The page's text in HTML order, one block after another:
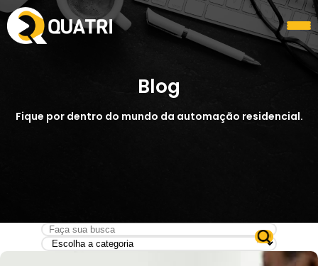
Blog
Fique por dentro do mundo da automação residencial.